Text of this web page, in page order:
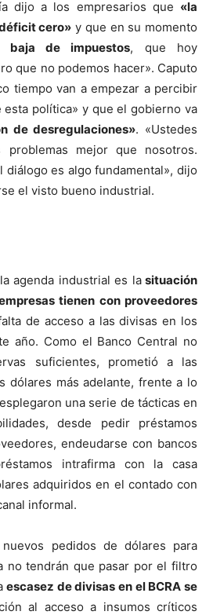
dijo a los empresarios que «la
cero» y que en su momento
baja de impuestos, que hoy
que no podemos hacer». Caputo
tiempo van a empezar a percibir
política» y que el gobierno va
de desregulaciones». «Ustedes
problemas mejor que nosotros.
diálogo es algo fundamental», dijo
el visto bueno industrial.
agenda industrial es lasituación
tienen con proveedores
de acceso a las divisas en los
año. Como el Banco Central no
suficientes, prometió a las
dólares más adelante, frente a lo
una serie de tácticas en
desde pedir préstamos
endeudarse con bancos
intrafirma con la casa
adquiridos en el contado con
informal.
pedidos de dólares para
no tendrán que pasar por el filtro
escasez de divisas en el BCRA se
al acceso a insumos críticos